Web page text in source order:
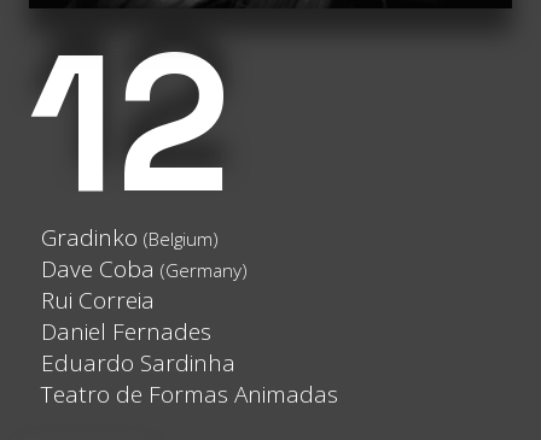
12
Gradinko (Belgium)
Dave Coba (Germany)
Rui Correia
Daniel Fernades
Eduardo Sardinha
Teatro de Formas Animadas